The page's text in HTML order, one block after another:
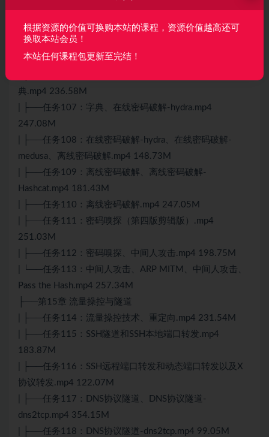
| ├──任务104：SSL、TLS中间人攻击.mp4 247.18M
| └──任务105：SSL、TLS拒绝服务攻击和补充概念.mp4
183.36M
├──第14章 密码破解
典.mp4 236.58M
| ├──任务107：字典、在线密码破解-hydra.mp4
247.08M
| ├──任务108：在线密码破解-hydra、在线密码破解-
medusa、离线密码破解.mp4 148.73M
| ├──任务109：离线密码破解、离线密码破解-
Hashcat.mp4 181.43M
| ├──任务110：离线密码破解.mp4 247.05M
| ├──任务111：密码嗅探（第四版剪辑版）.mp4
251.03M
| ├──任务112：密码嗅探、中间人攻击.mp4 198.75M
| └──任务113：中间人攻击、ARP MITM、中间人攻击、
Pass the Hash.mp4 257.34M
├──第15章 流量操控与隧道
| ├──任务114：流量操控技术、重定向.mp4 231.54M
| ├──任务115：SSH隧道和SSH本地端口转发.mp4
183.87M
| ├──任务116：SSH远程端口转发和动态端口转发以及X
协议转发.mp4 122.07M
| ├──任务117：DNS协议隧道、DNS协议隧道-
dns2tcp.mp4 354.15M
| ├──任务118：DNS协议隧道-dns2tcp.mp4 99.05M
根据资源的价值可换购本站的课程，资源价值越高还可
换取本站会员！
本站任何课程包更新至完结！